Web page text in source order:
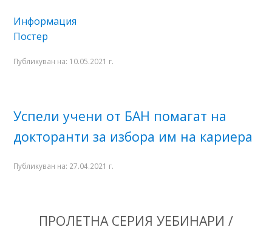
Информация
Постер
Публикуван на: 10.05.2021 г.
Успели учени от БАН помагат на
докторанти за избора им на кариера
Публикуван на: 27.04.2021 г.
ПРОЛЕТНА СЕРИЯ УЕБИНАРИ /